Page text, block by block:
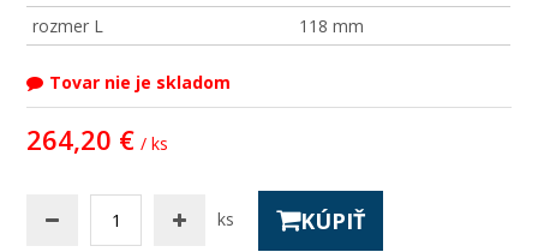
rozmer L
118 mm
Tovar nie je skladom
264,20 € / ks
ks KÚPIŤ